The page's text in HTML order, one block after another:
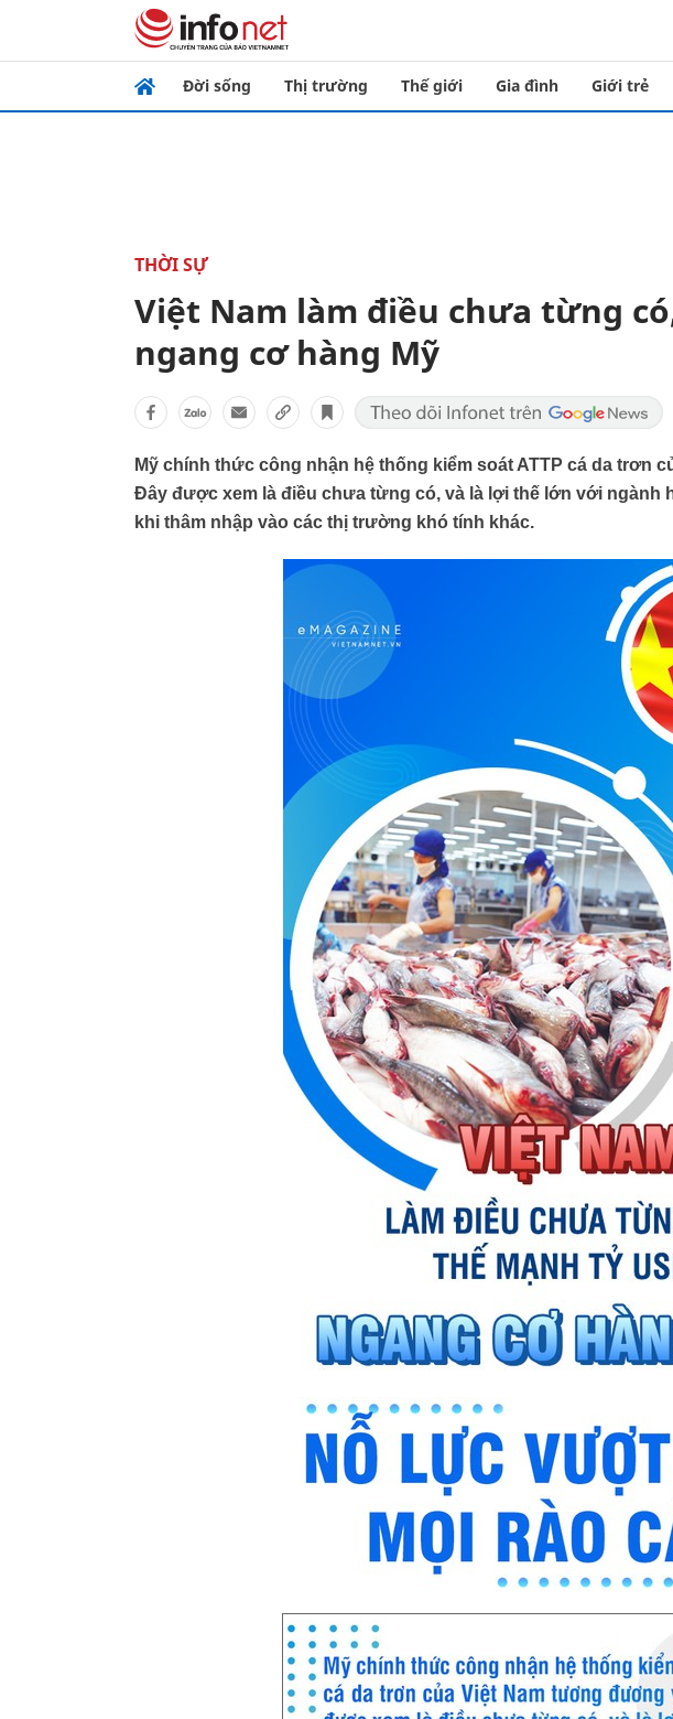
Đời sống Thị trường Thế giới Gia đình Giới trẻ
THỜI SỰ
Việt Nam làm điều chưa từng
ngang cơ hàng Mỹ
Mỹ chính thức công nhận hệ thống kiểm soát ATTP cá da trơn
Đây được xem là điều chưa từng có, và là lợi thế lớn với ngành
khi thâm nhập vào các thị trường khó tính khác.